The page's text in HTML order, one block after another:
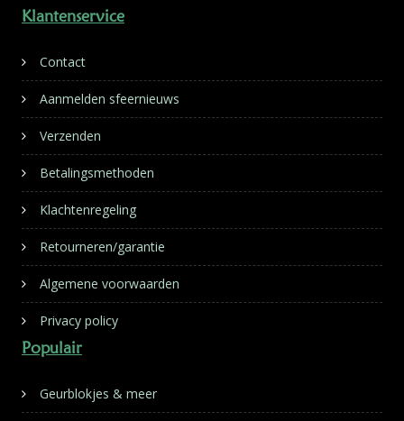
Klantenservice
Contact
Aanmelden sfeernieuws
Verzenden
Betalingsmethoden
Klachtenregeling
Retourneren/garantie
Algemene voorwaarden
Privacy policy
Populair
Geurblokjes & meer